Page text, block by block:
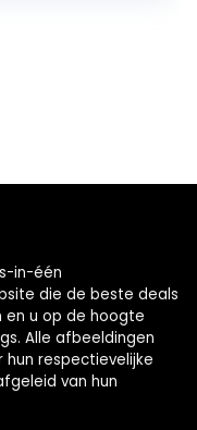
in-één
die de beste deals
en u op de hoogte
Alle afbeeldingen
respectievelijke
van hun